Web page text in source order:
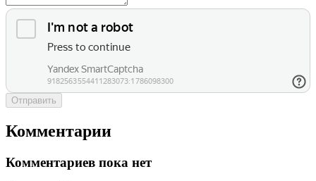
Отправить
Комментарии
Комментариев пока нет